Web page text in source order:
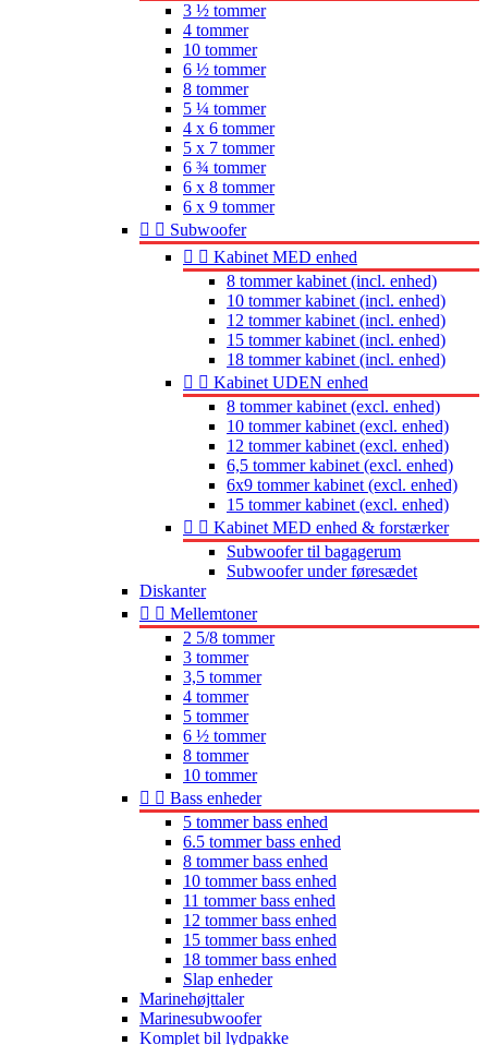
3 ½ tommer
4 tommer
10 tommer
6 ½ tommer
8 tommer
5 ¼ tommer
4 x 6 tommer
5 x 7 tommer
6 ¾ tommer
6 x 8 tommer
6 x 9 tommer
  Subwoofer
  Kabinet MED enhed
8 tommer kabinet (incl. enhed)
10 tommer kabinet (incl. enhed)
12 tommer kabinet (incl. enhed)
15 tommer kabinet (incl. enhed)
18 tommer kabinet (incl. enhed)
  Kabinet UDEN enhed
8 tommer kabinet (excl. enhed)
10 tommer kabinet (excl. enhed)
12 tommer kabinet (excl. enhed)
6,5 tommer kabinet (excl. enhed)
6x9 tommer kabinet (excl. enhed)
15 tommer kabinet (excl. enhed)
  Kabinet MED enhed & forstærker
Subwoofer til bagagerum
Subwoofer under føresædet
Diskanter
  Mellemtoner
2 5/8 tommer
3 tommer
3,5 tommer
4 tommer
5 tommer
6 ½ tommer
8 tommer
10 tommer
  Bass enheder
5 tommer bass enhed
6.5 tommer bass enhed
8 tommer bass enhed
10 tommer bass enhed
11 tommer bass enhed
12 tommer bass enhed
15 tommer bass enhed
18 tommer bass enhed
Slap enheder
Marinehøjttaler
Marinesubwoofer
Komplet bil lydpakke